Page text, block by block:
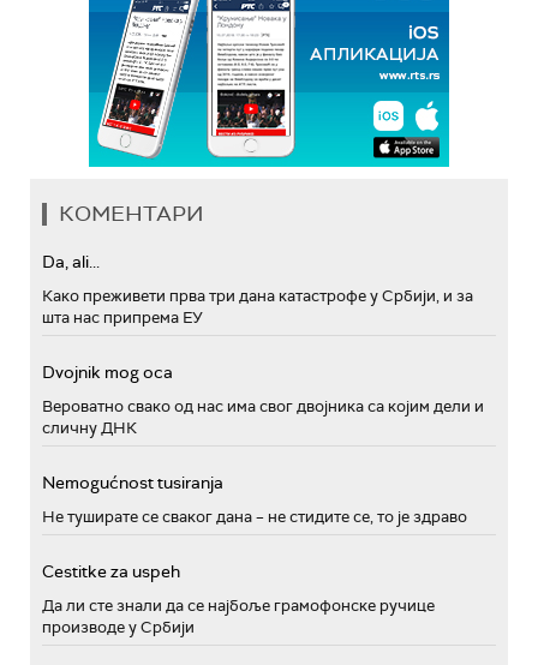
КОМЕНТАРИ
Da, ali...
Како преживети прва три дана катастрофе у Србији, и за
шта нас припрема ЕУ
Dvojnik mog oca
Вероватно свако од нас има свог двојника са којим дели и
сличну ДНК
Nemogućnost tusiranja
Не туширате се сваког дана – не стидите се, то је здраво
Cestitke za uspeh
Да ли сте знали да се најбоље грамофонске ручице
производе у Србији